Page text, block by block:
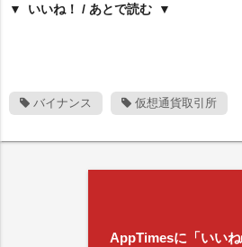
いいね！ / あとで読む
バイナンス 仮想通貨取引所
AppTimesに「いいね